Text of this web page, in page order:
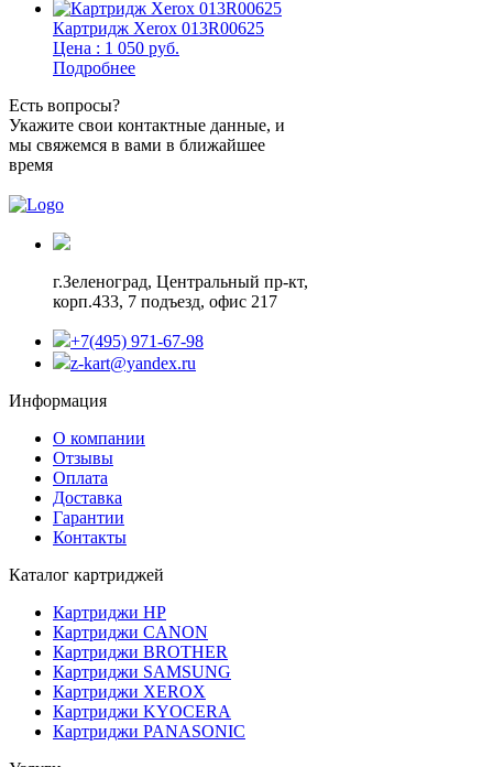
Картридж Xerox 013R00625
Цена : 1 050 руб.
Подробнее
Есть вопросы?
Укажите свои контактные данные, и
мы свяжемся в вами в ближайшее
время
г.Зеленоград, Центральный пр-кт,
корп.433, 7 подъезд, офис 217
+7(495) 971-67-98
z-kart@yandex.ru
Информация
О компании
Отзывы
Оплата
Доставка
Гарантии
Контакты
Каталог картриджей
Картриджи HP
Картриджи CANON
Картриджи BROTHER
Картриджи SAMSUNG
Картриджи XEROX
Картриджи KYOCERA
Картриджи PANASONIC